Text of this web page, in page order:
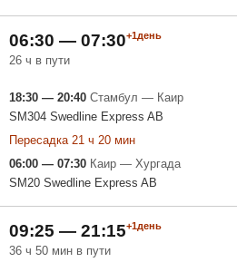
06:30 — 07:30+1день
26 ч в пути
18:30 — 20:40 Стамбул — Каир
SM304 Swedline Express AB
Пересадка 21 ч 20 мин
06:00 — 07:30 Каир — Хургада
SM20 Swedline Express AB
09:25 — 21:15+1день
36 ч 50 мин в пути